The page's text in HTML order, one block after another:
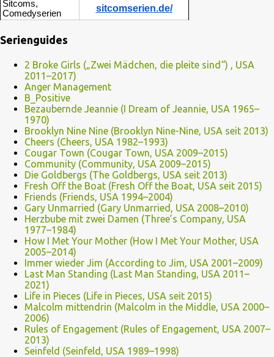
Sitcoms,
Comedyserien
sitcomserien.de/
Serienguides
2 Broke Girls („Zwei Mädchen, die pleite sind“) , USA
2011–2017)
Anger Management
B_Positive
Bezaubernde Jeannie (I Dream of Jeannie, USA 1965–
1970)
Brooklyn Nine Nine (Brooklyn Nine-Nine, USA seit 2013)
Cheers (Cheers, USA 1982–1993)
Cougar Town (Cougar Town, USA 2009–2015)
Community (Community, USA 2009–2015)
Die Goldbergs (The Goldbergs, USA seit 2013)
Fresh Off the Boat (Fresh Off the Boat, USA seit 2015)
Friends (Friends, USA 1994–2004)
Gary Unmarried (Gary Unmarried, USA 2008–2010)
Herzbube mit zwei Damen (Three’s Company, USA
1977–1984)
How I Met Your Mother (How I Met Your Mother, USA
2005–2014)
Immer wieder Jim (According to Jim, USA 2001–2009)
Last Man Standing (Last Man Standing, USA 2011–
2021)
Life in Pieces (Life in Pieces, USA seit 2015)
Malcolm mittendrin (Malcolm in the Middle, USA 2000–
2006)
Rules of Engagement (Rules of Engagement, USA 2007–
2013)
Seinfeld (Seinfeld, USA 1989–1998)